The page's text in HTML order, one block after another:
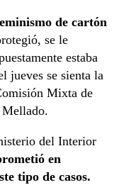
de cartón
se le
estaba
jueves se sienta la
Mixta de
Mellado.
del Interior
en
tipo de casos.